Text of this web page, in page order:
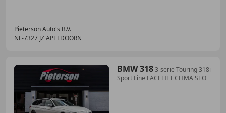
Pieterson Auto's B.V.
NL-7327 JZ APELDOORN
BMW 3183-serie Touring 318i
Sport Line FACELIFT CLIMA STO